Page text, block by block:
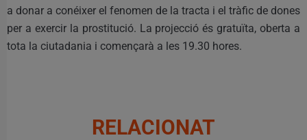
a donar a conéixer el fenomen de la tracta i el tràfic de dones
per a exercir la prostitució. La projecció és gratuïta, oberta a
tota la ciutadania i començarà a les 19.30 hores.
RELACIONAT